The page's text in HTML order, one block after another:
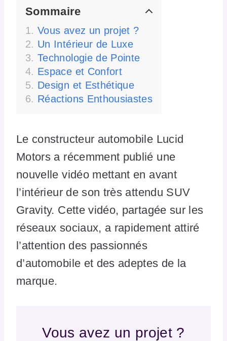
Sommaire
Vous avez un projet ?
Un Intérieur de Luxe
Technologie de Pointe
Espace et Confort
Design et Esthétique
Réactions Enthousiastes
Le constructeur automobile Lucid
Motors a récemment publié une
nouvelle vidéo mettant en avant
l’intérieur de son très attendu SUV
Gravity. Cette vidéo, partagée sur les
réseaux sociaux, a rapidement attiré
l’attention des passionnés
d’automobile et des adeptes de la
marque.
Vous avez un projet ?